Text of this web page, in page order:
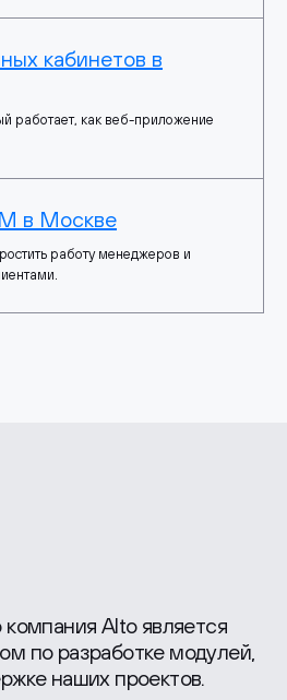
кабинетов в
работает, как веб-приложение
в Москве
работу менеджеров и
Alto является
по разработке модулей,
наших проектов.